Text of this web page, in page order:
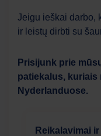
Jeigu ieškai darbo,
ir leistų dirbti su
Prisijunk prie
patiekalus, kuriais
Nyderlanduose.
Reikalavimai